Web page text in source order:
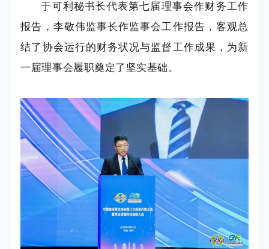
于可利秘书长代表第七届理事会作财务工作
报告，李敬伟监事长作监事会工作报告，客观总
结了协会运行的财务状况与监督工作成果，为新
一届理事会履职奠定了坚实基础。